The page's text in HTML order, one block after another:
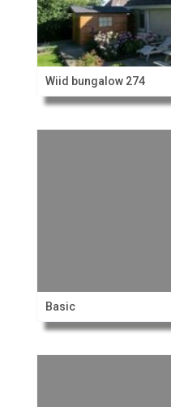
Wiid bungalow 274
Basic